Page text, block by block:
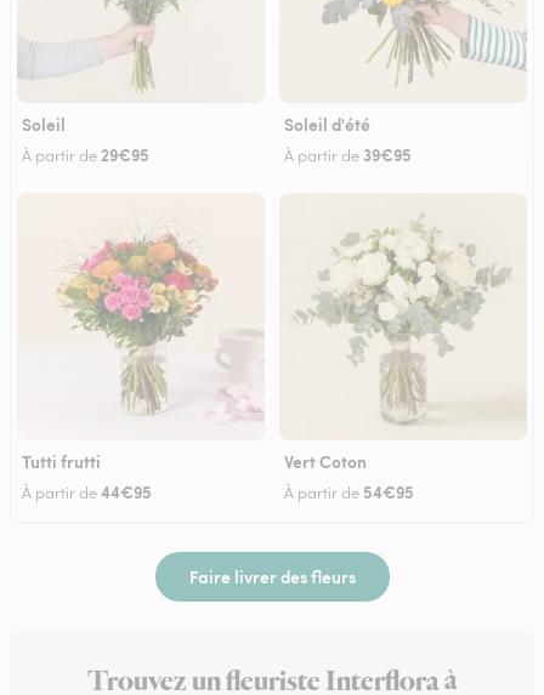
Soleil
À partir de29€95
Soleil d'été
À partir de 39€95
Tutti frutti
À partir de44€95
Vert Coton
À partir de 54€95
Faire livrer des fleurs
Trouvez un fleuriste Interflora à